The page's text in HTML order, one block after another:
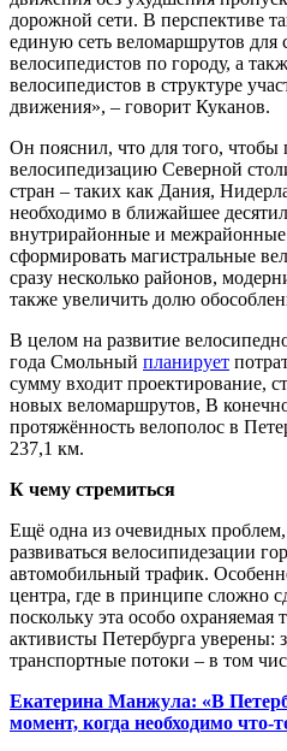
дорожной сети. В перспективе
единую сеть веломаршрутов для
велосипедистов по городу, а
велосипедистов в структуре
движения», – говорит Куканов.
Он пояснил, что для того, чтобы
велосипедизацию Северной
стран – таких как Дания,
необходимо в ближайшее
внутрирайонные и
сформировать магистральные
сразу несколько районов,
также увеличить долю
В целом на развитие
года Смольный планирует
сумму входит проектирование,
новых веломаршрутов, В
протяжённость велополос в
237,1 км.
К чему стремиться
Ещё одна из очевидных
развиваться велосипидезации
автомобильный трафик.
центра, где в принципе сложно
поскольку эта особо охраняемая
активисты Петербурга уверены:
транспортные потоки – в том
Екатерина Манжула: «В
момент, когда необходимо что-